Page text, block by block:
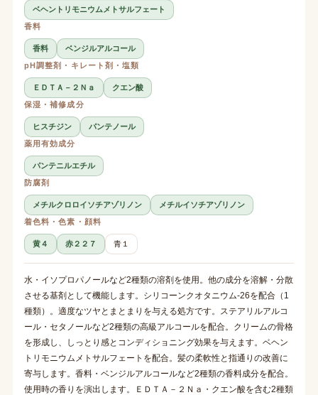
ベヘントリモニウムメトサルフェート
香料
香料
ベンジルアルコール
pH調整剤・キレート剤・塩類
ＥＤＴＡ－２Ｎａ
クエン酸
保湿・補修成分
ヒスチジン
パンテノール
薬用有効成分
パンテニルエチル
防腐剤
メチルクロロイソチアゾリノン
メチルイソチアゾリノン
着色料・色素・顔料
黄４ 赤２２７ 青１
水・イソプロパノールなど2種類の溶剤を使用。他の成分を溶解・分散
させる基剤として機能します。シリコーンクオタニウム-26を配合（1
種類）。適度なツヤとまとまりを与える処方です。ステアリルアルコ
ール・セタノールなど2種類の高級アルコールを配合。クリームの骨格
を形成し、しっとり感とコンディショニング効果を与えます。ベヘン
トリモニウムメトサルフェートを配合。髪の柔軟性と指通りの改善に
寄与します。香料・ベンジルアルコールなど2種類の香料成分を配合。
使用時の香りを演出します。ＥＤＴＡ－２Ｎａ・クエン酸を含む2種類